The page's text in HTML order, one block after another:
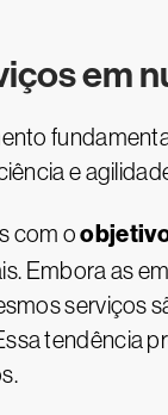
em
e
com o
Embora as
serviços
tendência